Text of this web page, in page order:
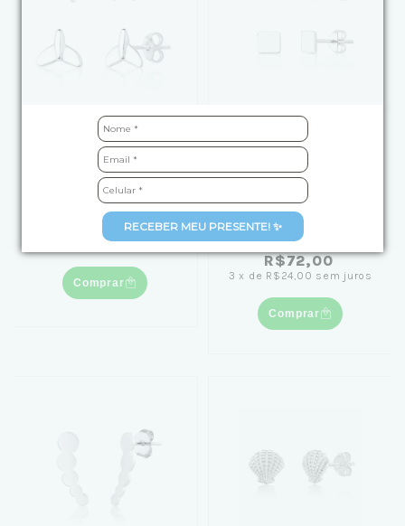
RECEBER MEU PRESENTE! ✨
Kit Brinco de Prata
Estrela do Mar e Cauda
de Sereia
R$119,90por
R$99,00
R$24,75 sem juros
Comprar
Kit Brinco de Prata Duo
Carre e Liso
deR$99,90
R$72,00
3 x de R$24,00 sem juros
Comprar